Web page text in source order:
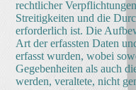
rechtlicher
Streitigkeiten und die
erforderlich ist. Die
Art der erfassten Daten
erfasst wurden, wobei
Gegebenheiten als auch
werden, veraltete, nicht